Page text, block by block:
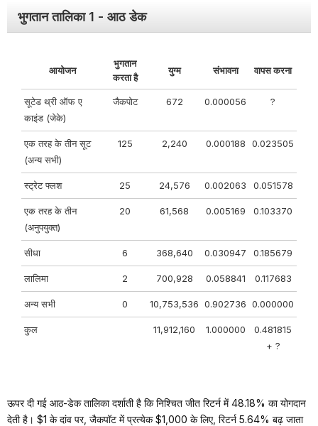
भुगतान तालिका 1 - आठ डेक
आयोजन
भुगतान
करता है
युग्म संभावना वापस करना
सूटेड थ्री ऑफ ए
काइंड (जेके)
जैकपोट 672 0.000056 ?
एक तरह के तीन सूट
(अन्य सभी)
125 2,240 0.000188 0.023505
स्ट्रेट फ्लश 25 24,576 0.002063 0.051578
एक तरह के तीन
(अनुपयुक्त)
20 61,568 0.005169 0.103370
सीधा 6 368,640 0.030947 0.185679
लालिमा 2 700,928 0.058841 0.117683
अन्य सभी 0 10,753,536 0.902736 0.000000
कुल 11,912,160 1.000000
0.481815
+ ?
ऊपर दी गई आठ-डेक तालिका दर्शाती है कि निश्चित जीत रिटर्न में 48.18% का योगदान
देती है। $1 के दांव पर, जैकपॉट में प्रत्येक $1,000 के लिए, रिटर्न 5.64% बढ़ जाता